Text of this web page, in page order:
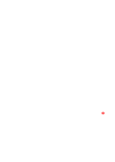
*